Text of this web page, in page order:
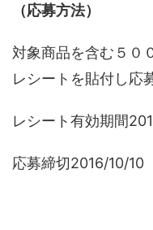
（応募方法）
対象商品を含む５０
レシートを貼付し応
レシート有効期間
応募締切2016/10/10